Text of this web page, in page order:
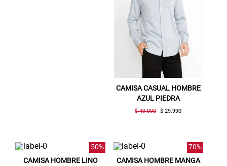
CAMISA CASUAL HOMBRE
AZUL PIEDRA
$ 49.990 $ 29.990
50%
CAMISA HOMBRE LINO
70%
CAMISA HOMBRE MANGA